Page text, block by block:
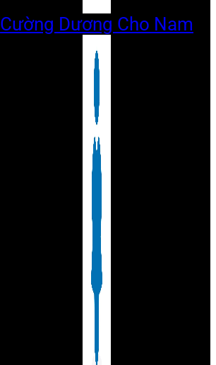
Cường Dương Cho Nam